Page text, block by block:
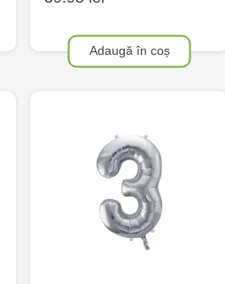
Adaugă în coș